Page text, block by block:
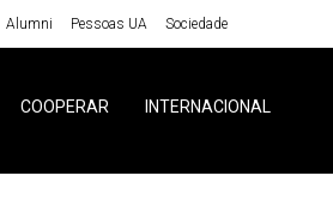
Alumni Pessoas UA Sociedade
COOPERAR INTERNACIONAL